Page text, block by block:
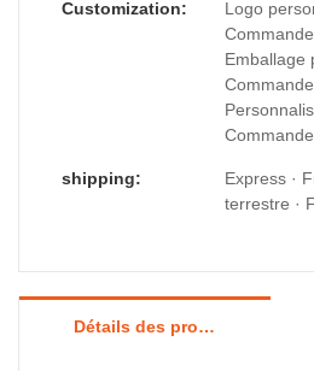
Customization:
Logo
Emballage
shipping:
Express ·
terrestre ·
Détails des produits